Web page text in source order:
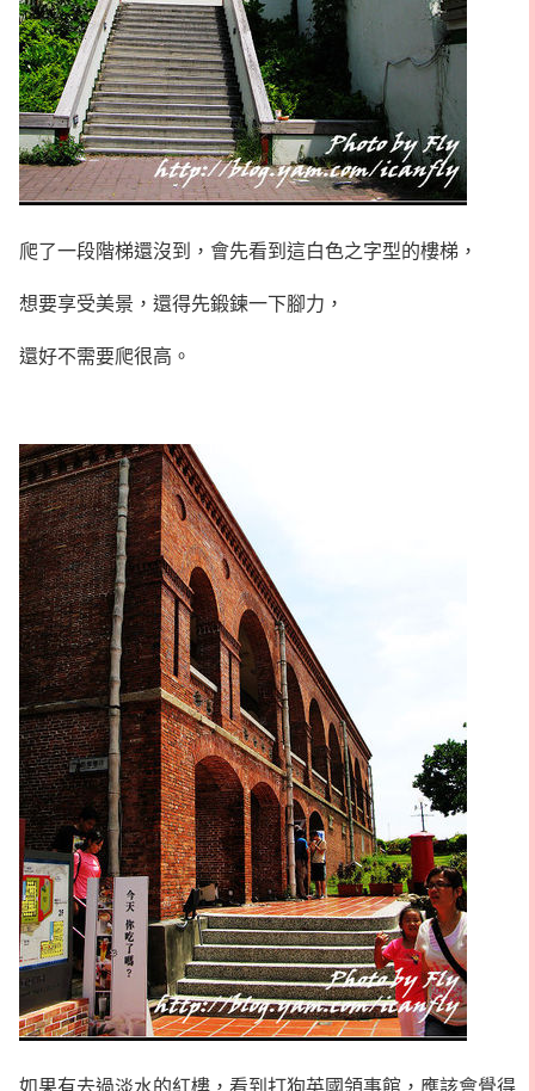
爬了一段階梯還沒到，會先看到這白色之字型的樓梯，
想要享受美景，還得先鍛鍊一下腳力，
還好不需要爬很高。
如果有去過淡水的紅樓，看到打狗英國領事館，應該會覺得